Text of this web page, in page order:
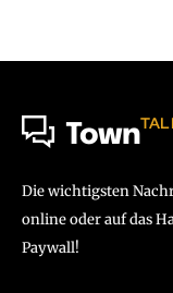
Town
Die wichtigsten
online oder auf das
Paywall!